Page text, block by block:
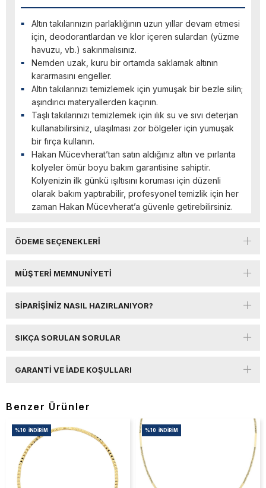
Altın takılarınızın parlaklığının uzun yıllar devam etmesi
için, deodorantlardan ve klor içeren sulardan (yüzme
havuzu, vb.) sakınmalısınız.
Nemden uzak, kuru bir ortamda saklamak altının
kararmasını engeller.
Altın takılarınızı temizlemek için yumuşak bir bezle silin;
aşındırıcı materyallerden kaçının.
Taşlı takılarınızı temizlemek için ılık su ve sıvı deterjan
kullanabilirsiniz, ulaşılması zor bölgeler için yumuşak
bir fırça kullanın.
Hakan Mücevherat’tan satın aldığınız altın ve pırlanta
kolyeler ömür boyu bakım garantisine sahiptir.
Kolyenizin ilk günkü ışıltısını koruması için düzenli
olarak bakım yaptırabilir, profesyonel temizlik için her
zaman Hakan Mücevherat’a güvenle getirebilirsiniz.
ÖDEME SEÇENEKLERI
MÜŞTERI MEMNUNIYETI
SIPARIŞINIZ NASIL HAZIRLANIYOR?
SIKÇA SORULAN SORULAR
GARANTI VE İADE KOŞULLARI
Benzer Ürünler
%10 İNDIRIM %10 İNDIRIM